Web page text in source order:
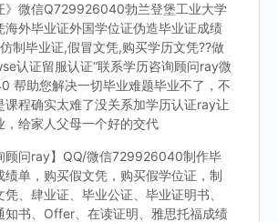
》微信Q729926040勃兰登堡工业大学
海外毕业证外国学位证伪造毕业证成绩
制毕业证,假冒文凭,购买学历文凭??做
认证留服认证“联系学历咨询顾问ray微
帮助您解决一切毕业难题毕业不了，不
课程确实太难了没关系加学历认证ray让
，给家人父母一个好的交代
顾问ray】QQ/微信729926040制作毕
绩单，购买假文凭，购买假学位证，制
、肆业证、毕业公证、毕业证明书、
知书、Offer、在读证明、雅思托福成绩